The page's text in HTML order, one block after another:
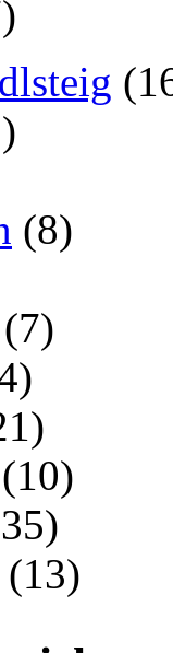
(8)
(7)
(10)
(13)